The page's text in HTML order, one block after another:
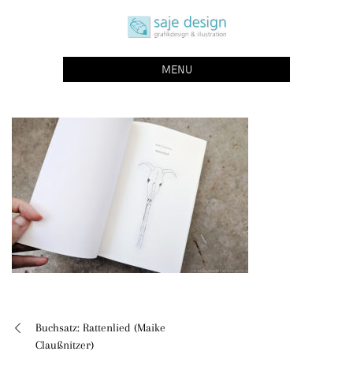
saje design bonn
grafikdesign | buchgestaltung | illustration
MENU
Beitragsnavigation
Buchsatz: Rattenlied (Maike
Claußnitzer)